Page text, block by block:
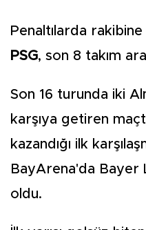
Penaltılarda
PSG, son 8 takım
Son 16 turunda iki
karşıya getiren
kazandığı ilk
BayArena'da Bayer
oldu.